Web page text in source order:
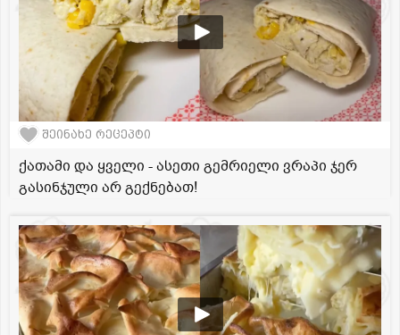
შეინახე რეცეპტი
ქათამი და ყველი - ასეთი გემრიელი ვრაპი ჯერ
გასინჯული არ გექნებათ!